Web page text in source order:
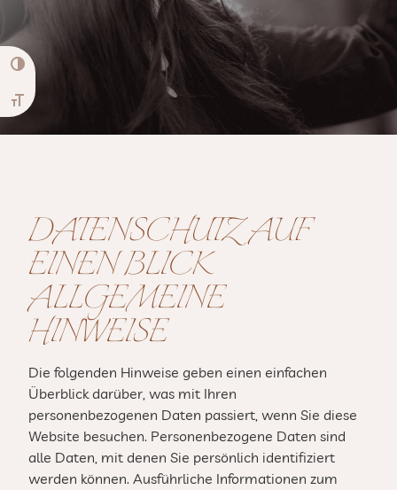
Umschalten auf hohe Kontraste
Schrift vergrößern
DATENSCHUTZ AUF
EINEN BLICK
ALLGEMEINE
HINWEISE
Die folgenden Hinweise geben einen einfachen
Überblick darüber, was mit Ihren
personenbezogenen Daten passiert, wenn Sie diese
Website besuchen. Personenbezogene Daten sind
alle Daten, mit denen Sie persönlich identifiziert
werden können. Ausführliche Informationen zum